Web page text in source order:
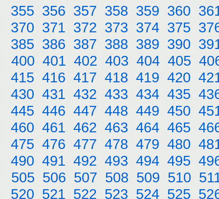
355 356 357 358 359 360
370 371 372 373 374 375
385 386 387 388 389 390
400 401 402 403 404 405
415 416 417 418 419 420
430 431 432 433 434 435
445 446 447 448 449 450
460 461 462 463 464 465
475 476 477 478 479 480
490 491 492 493 494 495
505 506 507 508 509 510
520 521 522 523 524 525